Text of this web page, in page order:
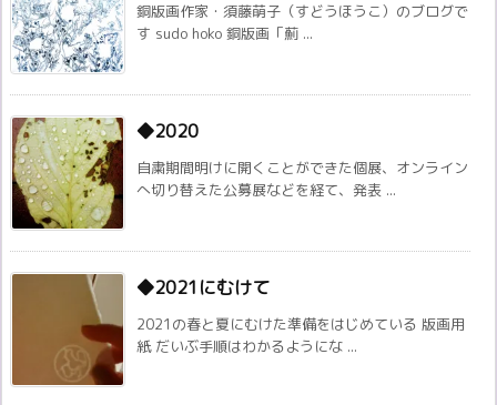
銅版画作家・須藤萌子（すどうほうこ）のブログで
す sudo hoko 銅版画「薊 ...
◆2020
自粛期間明けに開くことができた個展、オンライン
へ切り替えた公募展などを経て、発表 ...
◆2021にむけて
2021の春と夏にむけた準備をはじめている 版画用
紙 だいぶ手順はわかるようにな ...